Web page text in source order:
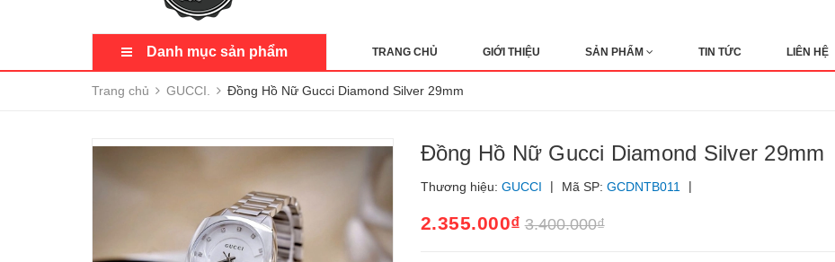
Danh mục sản phẩm TRANG CHỦ GIỚI THIỆU SẢN PHẨM TIN TỨC LIÊN HỆ
Trang chủ GUCCI. Đồng Hồ Nữ Gucci Diamond Silver 29mm
Đồng Hồ Nữ Gucci Diamond Silver 29mm
Thương hiệu: GUCCI | Mã SP: GCDNTB011 |
2.355.000₫ 3.400.000₫